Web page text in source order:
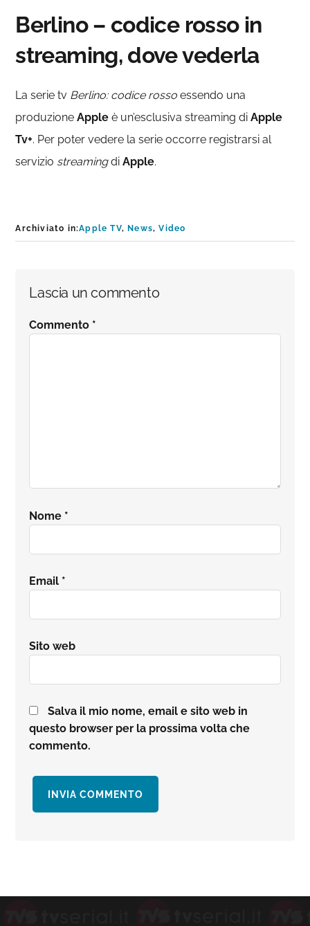
Berlino – codice rosso in
streaming, dove vederla
La serie tv Berlino: codice rosso essendo una
produzioneAppleè un’esclusiva streaming diApple
Tv+. Per poter vedere la serie occorre registrarsi al
servizio streamingdiApple.
Archiviato in:Apple TV,News,Video
Interazioni
del
Lascia un commento
Commento *
Nome *
Email *
Sito web
Salva il mio nome, email e sito web in
questo browser per la prossima volta che
commento.